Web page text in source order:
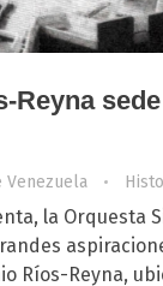
Reyna
Venezuela
la Orquesta
Ríos-Reyna,